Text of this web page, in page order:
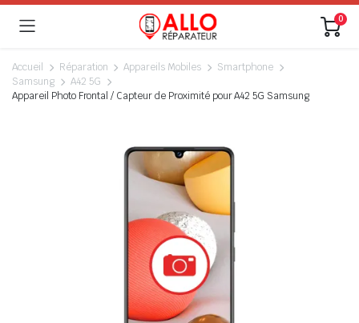
0
Accueil Réparation Appareils Mobiles
Smartphone
Samsung
A42 5G
Appareil Photo Frontal / Capteur de Proximité pour A42 5G Samsung